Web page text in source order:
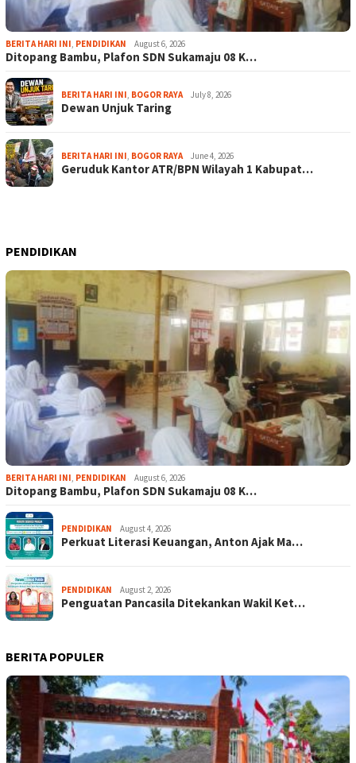
BERITA HARI INI, PENDIDIKAN August 6, 2026
Ditopang Bambu, Plafon SDN Sukamaju 08 K…
BERITA HARI INI, BOGOR RAYA July 8, 2026
Dewan Unjuk Taring
BERITA HARI INI, BOGOR RAYA June 4, 2026
Geruduk Kantor ATR/BPN Wilayah 1 Kabupat…
PENDIDIKAN
BERITA HARI INI, PENDIDIKAN August 6, 2026
Ditopang Bambu, Plafon SDN Sukamaju 08 K…
PENDIDIKAN August 4, 2026
Perkuat Literasi Keuangan, Anton Ajak Ma…
PENDIDIKAN August 2, 2026
Penguatan Pancasila Ditekankan Wakil Ket…
BERITA POPULER